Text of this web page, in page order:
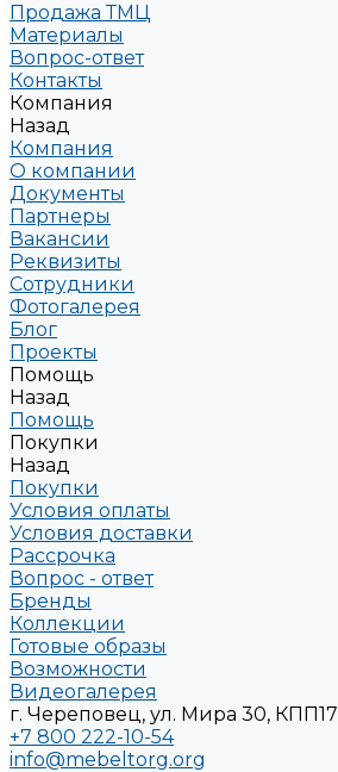
Продажа ТМЦ
Материалы
Вопрос-ответ
Контакты
Компания
Назад
Компания
О компании
Документы
Партнеры
Вакансии
Реквизиты
Сотрудники
Фотогалерея
Блог
Проекты
Помощь
Назад
Помощь
Покупки
Назад
Покупки
Условия оплаты
Условия доставки
Рассрочка
Вопрос - ответ
Бренды
Коллекции
Готовые образы
Возможности
Видеогалерея
г. Череповец, ул. Мира 30, КПП17
+7 800 222-10-54
info@mebeltorg.org